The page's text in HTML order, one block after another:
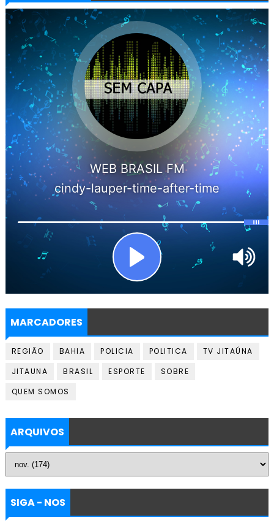
MARCADORES
REGIÃO BAHIA POLICIA POLITICA
TV JITAÚNA
JITAUNA
BRASIL ESPORTE
SOBRE
QUEM SOMOS
ARQUIVOS
SIGA - NOS